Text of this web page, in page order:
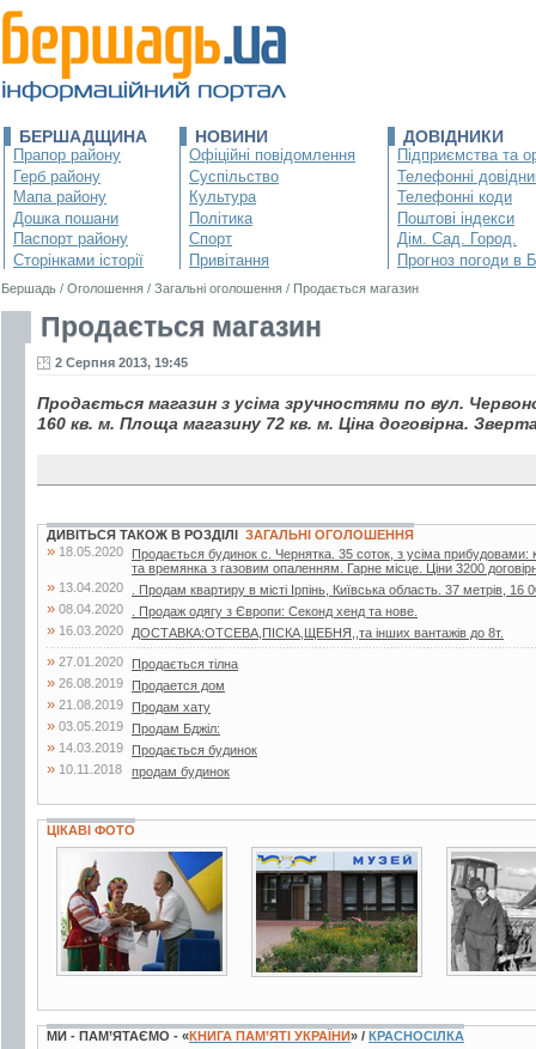
БЕРШАДЩИНА
Прапор району
Герб району
Мапа району
Дошка пошани
Паспорт району
Сторінками історії
НОВИНИ
Офіційні повідомлення
Суспільство
Культура
Політика
Спорт
Привітання
ДОВІДНИКИ
Підприємства та
Телефонні
Телефонні коди
Поштові індекси
Дім. Сад. Город.
Прогноз погоди в
Бершадь / Оголошення / Загальні оголошення / Продається магазин
Продається магазин
2 Серпня 2013, 19:45
Продається магазин з усіма зручностями по вул.
160 кв. м. Площа магазину 72 кв. м. Ціна договірна.
ДИВІТЬСЯ ТАКОЖ В РОЗДІЛІ ЗАГАЛЬНІ ОГОЛОШЕННЯ
» 18.05.2020
Продається будинок с. Чернятка. 35 соток, з усіма прибудовами:
та времянка з газовим опаленням. Гарне місце. Ціни 3200
» 13.04.2020 . Продам квартиру в місті Ірпінь, Київська область. 37 метрів, 16
» 08.04.2020 . Продаж одягу з Європи: Секонд хенд та нове.
» 16.03.2020 ДОСТАВКА:ОТСЕВА,ПІСКА,ЩЕБНЯ,,та інших вантажів до 8т.
» 27.01.2020 Продається тілна
» 26.08.2019 Продается дом
» 21.08.2019 Продам хату
» 03.05.2019 Продам Бджiл:
» 14.03.2019 Продається будинок
» 10.11.2018 продам будинок
ЦІКАВІ ФОТО
4 фото 13 фото 2 фото
МИ - ПАМ’ЯТАЄМО - «КНИГА ПАМ’ЯТІ УКРАЇНИ» / КРАСНОСІЛКА